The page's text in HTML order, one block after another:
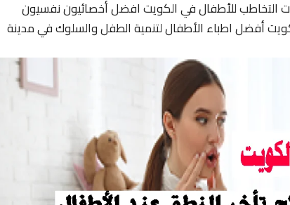
التخاطب للأطفال في الكويت افضل أخصائيون نفسيون
أفضل اطباء الأطفال لتنمية الطفل والسلوك في مدينة